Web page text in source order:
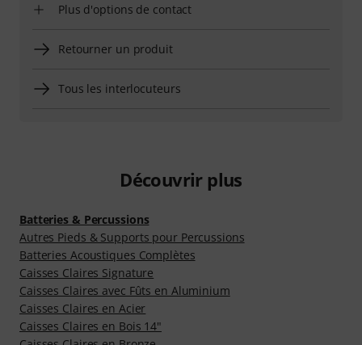
Plus d'options de contact
Retourner un produit
Tous les interlocuteurs
Découvrir plus
Batteries & Percussions
Autres Pieds & Supports pour Percussions
Batteries Acoustiques Complètes
Caisses Claires Signature
Caisses Claires avec Fûts en Aluminium
Caisses Claires en Acier
Caisses Claires en Bois 14"